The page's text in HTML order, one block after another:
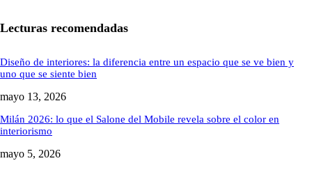
Lecturas recomendadas
Diseño de interiores: la diferencia entre un espacio que se ve bien y
uno que se siente bien
mayo 13, 2026
Milán 2026: lo que el Salone del Mobile revela sobre el color en
interiorismo
mayo 5, 2026